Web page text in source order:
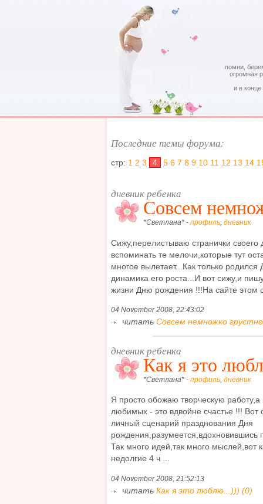
помни,
огромная
и в
Последние темы форума:
стр: 1 2 3 4 5 6 7 8 9 10 11 12 13 14
дневник ребенка
Совсем
*Светлана* - профиль, дневник
Сижу,перелистываю странички своего
вспоминать те мелочи,которые тут
многое вылетает...Как только родился
динамика его роста...И вот сижу,и
жизни Дню рождения !!!На сайте этом
04 November 2008, 22:43:02
читать Совсем немножко
дневник ребенка
Как я это
*Светлана* - профиль дневник
Я просто обожаю творческую работу,а
любимых - это вдвойне счастье !!! Вот
личный сценарий празднования Дня
рождения,разумеется,вдохновившись
Так много идей,так много мыслей,вот
недолгие 4 ч ...
04 November 2008, 21:52:13
читать Как я это люблю...))) (0)